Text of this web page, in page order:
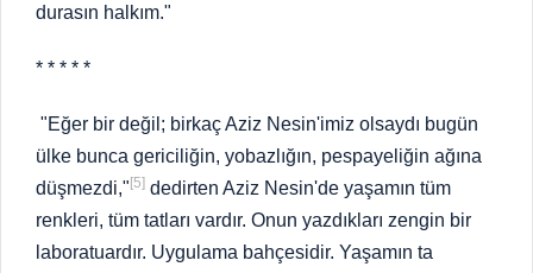
durasın halkım."
* * * * *
"Eğer bir değil; birkaç Aziz Nesin'imiz olsaydı bugün
ülke bunca gericiliğin, yobazlığın, pespayeliğin ağına
düşmezdi," [5] dedirten Aziz Nesin'de yaşamın tüm
renkleri, tüm tatları vardır. Onun yazdıkları zengin bir
laboratuardır. Uygulama bahçesidir. Yaşamın ta